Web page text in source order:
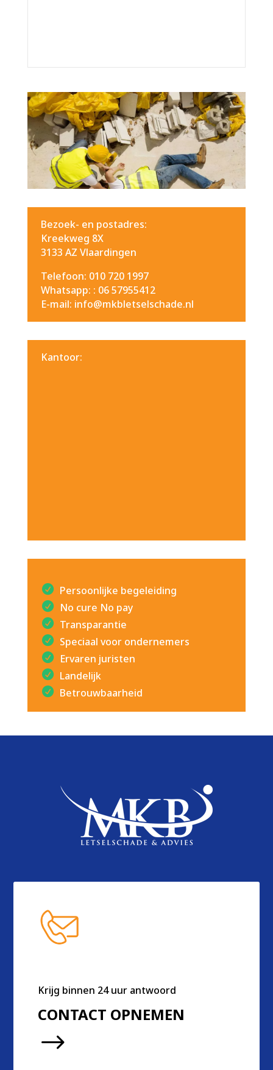
Bezoek- en postadres:
Kreekweg 8X
3133 AZ Vlaardingen
Telefoon: 010 720 1997
Whatsapp: : 06 57955412
E-mail: info@mkbletselschade.nl
Kantoor:
Persoonlijke begeleiding
No cure No pay
Transparantie
Speciaal voor ondernemers
Ervaren juristen
Landelijk
Betrouwbaarheid
Krijg binnen 24 uur antwoord
CONTACT OPNEMEN
$